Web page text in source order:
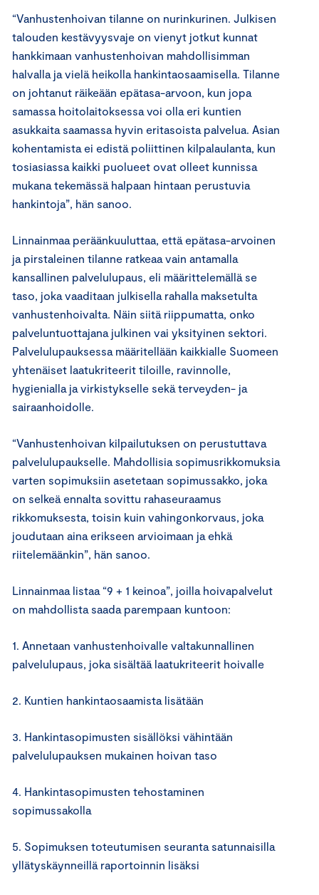
“Vanhustenhoivan tilanne on nurinkurinen. Julkisen
talouden kestävyysvaje on vienyt jotkut kunnat
hankkimaan vanhustenhoivan mahdollisimman
halvalla ja vielä heikolla hankintaosaamisella. Tilanne
on johtanut räikeään epätasa-arvoon, kun jopa
samassa hoitolaitoksessa voi olla eri kuntien
asukkaita saamassa hyvin eritasoista palvelua. Asian
kohentamista ei edistä poliittinen kilpalaulanta, kun
tosiasiassa kaikki puolueet ovat olleet kunnissa
mukana tekemässä halpaan hintaan perustuvia
hankintoja”, hän sanoo.
Linnainmaa peräänkuuluttaa, että epätasa-arvoinen
ja pirstaleinen tilanne ratkeaa vain antamalla
kansallinen palvelulupaus, eli määrittelemällä se
taso, joka vaaditaan julkisella rahalla maksetulta
vanhustenhoivalta. Näin siitä riippumatta, onko
palveluntuottajana julkinen vai yksityinen sektori.
Palvelulupauksessa määritellään kaikkialle Suomeen
yhtenäiset laatukriteerit tiloille, ravinnolle,
hygienialla ja virkistykselle sekä terveyden- ja
sairaanhoidolle.
“Vanhustenhoivan kilpailutuksen on perustuttava
palvelulupaukselle. Mahdollisia sopimusrikkomuksia
varten sopimuksiin asetetaan sopimussakko, joka
on selkeä ennalta sovittu rahaseuraamus
rikkomuksesta, toisin kuin vahingonkorvaus, joka
joudutaan aina erikseen arvioimaan ja ehkä
riitelemäänkin”, hän sanoo.
Linnainmaa listaa “9 + 1 keinoa”, joilla hoivapalvelut
on mahdollista saada parempaan kuntoon:
1. Annetaan vanhustenhoivalle valtakunnallinen
palvelulupaus, joka sisältää laatukriteerit hoivalle
2. Kuntien hankintaosaamista lisätään
3. Hankintasopimusten sisällöksi vähintään
palvelulupauksen mukainen hoivan taso
4. Hankintasopimusten tehostaminen
sopimussakolla
5. Sopimuksen toteutumisen seuranta satunnaisilla
yllätyskäynneillä raportoinnin lisäksi